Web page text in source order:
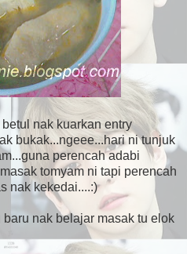
nak kuarkan entry
bukak...ngeee...hari ni tunjuk
perencah adabi
tomyam ni tapi perencah
nak kekedai....:)
nak belajar masak tu elok